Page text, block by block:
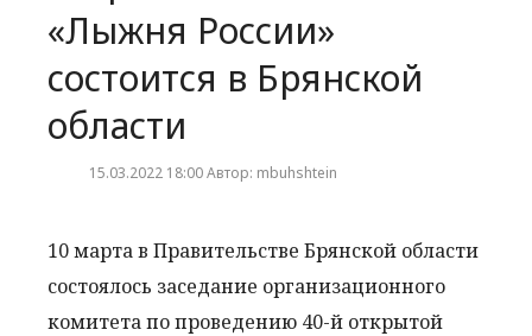
«Лыжня России»
состоится в Брянской
области
15.03.2022 18:00 Автор: mbuhshtein
10 марта в Правительстве Брянской области
состоялось заседание организационного
комитета по проведению 40-й открытой